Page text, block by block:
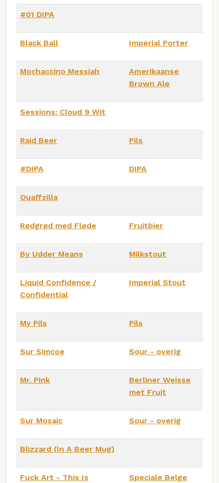
#01 DIPA
Black Ball Imperial Porter
Mochaccino Messiah
Amerikaanse
Brown Ale
Sessions: Cloud 9 Wit
Raid Beer Pils
#DIPA DIPA
Quaffzilla
Rødgrød med Fløde Fruitbier
By Udder Means Milkstout
Liquid Confidence /
Confidential
Imperial Stout
My Pils Pils
Sur Simcoe Sour - overig
Mr. Pink
Berliner Weisse
met Fruit
Sur Mosaic Sour - overig
Blizzard (In A Beer Mug)
Fuck Art - This Is Speciale Belge